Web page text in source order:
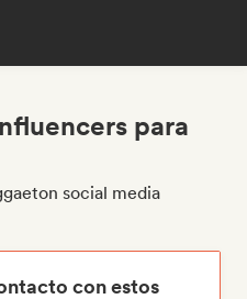
para
social media
con estos